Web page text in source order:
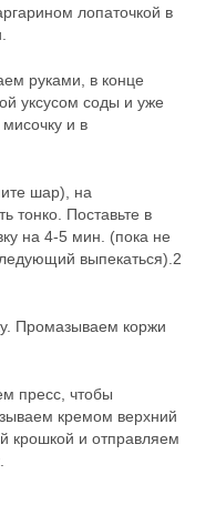
лопаточкой в
руками, в конце
уксусом соды и уже
мисочку и в
шар), на
тонко. Поставьте в
на 4-5 мин. (пока не
выпекаться).2
Промазываем коржи
пресс, чтобы
кремом верхний
крошкой и отправляем